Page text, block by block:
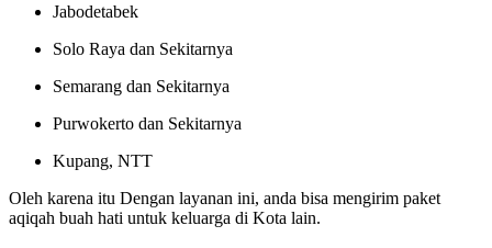
Jabodetabek
Solo Raya dan Sekitarnya
Semarang dan Sekitarnya
Purwokerto dan Sekitarnya
Kupang, NTT
Oleh karena itu Dengan layanan ini, anda bisa mengirim paket
aqiqah buah hati untuk keluarga di Kota lain.